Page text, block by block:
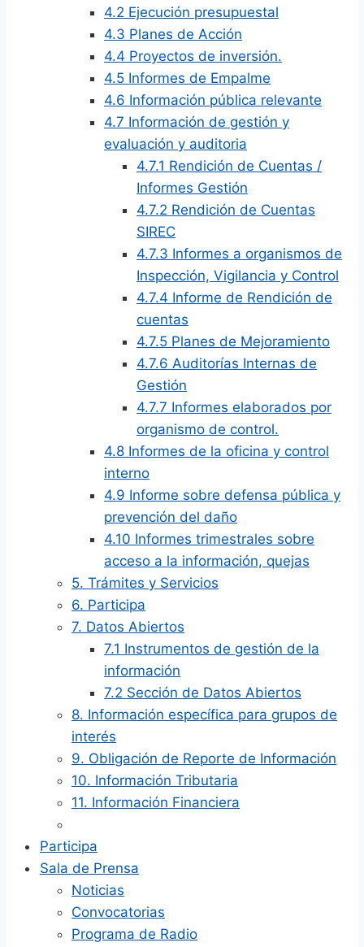
4.2 Ejecución presupuestal
4.3 Planes de Acción
4.4 Proyectos de inversión.
4.5 Informes de Empalme
4.6 Información pública relevante
4.7 Información de gestión y
evaluación y auditoria
4.7.1 Rendición de Cuentas /
Informes Gestión
4.7.2 Rendición de Cuentas
SIREC
4.7.3 Informes a organismos de
Inspección, Vigilancia y Control
4.7.4 Informe de Rendición de
cuentas
4.7.5 Planes de Mejoramiento
4.7.6 Auditorías Internas de
Gestión
4.7.7 Informes elaborados por
organismo de control.
4.8 Informes de la oficina y control
interno
4.9 Informe sobre defensa pública y
prevención del daño
4.10 Informes trimestrales sobre
acceso a la información, quejas
5. Trámites y Servicios
6. Participa
7. Datos Abiertos
7.1 Instrumentos de gestión de la
información
7.2 Sección de Datos Abiertos
8. Información específica para grupos de
interés
9. Obligación de Reporte de Información
10. Información Tributaria
11. Información Financiera
Participa
Sala de Prensa
Noticias
Convocatorias
Programa de Radio